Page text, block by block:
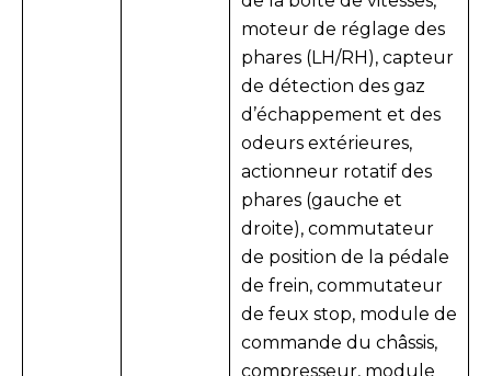
moteur de réglage des
phares (LH/RH), capteur
de détection des gaz
d’échappement et des
odeurs extérieures,
actionneur rotatif des
phares (gauche et
droite), commutateur
de position de la pédale
de frein, commutateur
de feux stop, module de
commande du châssis,
compresseur, module